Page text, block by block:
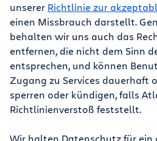
unserer Richtlinie zur
einen Missbrauch darstellt.
behalten wir uns auch das
entfernen, die nicht dem Sinn
entsprechen, und können
Zugang zu Services dauerhaft
sperren oder kündigen, falls
Richtlinienverstoß feststellt.
Wir halten Datenschutz für ein